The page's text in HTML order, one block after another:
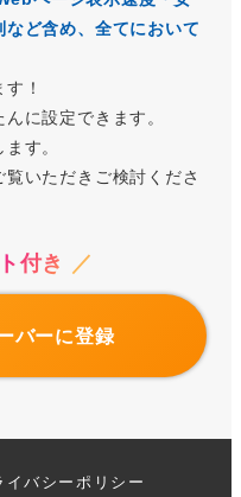
ど含め、 全てにおいて
！
に設定できます。
す。
いただきご検討くださ
付き ／
バーに登録
イバシーポリシー